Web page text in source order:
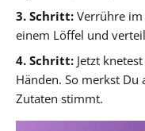
3. Schritt: Verrühre
einem Löffel und
4. Schritt: Jetzt
Händen. So merkst Du
Zutaten stimmt.